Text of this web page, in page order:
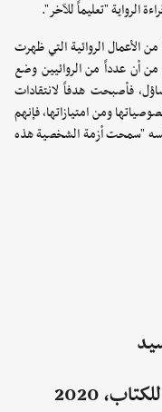
الرواية "تعليماً للآخر".
الأعمال الروائية التي ظهرت
أن عدداً من الروائيين وضع
فأصبحت هدفاً لانتقادات
ومن امتيازاتها، فإنهم
"سمحت أزمة الشخصية هذه
2020